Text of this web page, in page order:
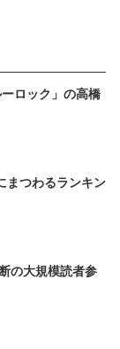
ロック」の高橋
まつわるランキン
の大規模読者参